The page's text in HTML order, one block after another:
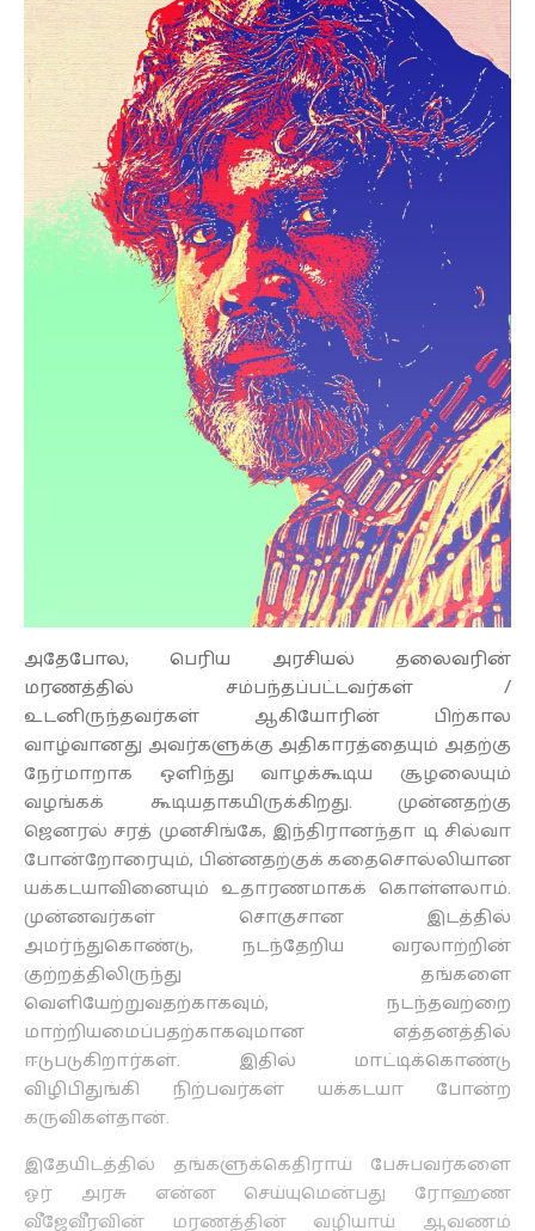
அதேபோல, பெரிய அரசியல் தலைவரின்
மரணத்தில் சம்பந்தப்பட்டவர்கள் /
உடனிருந்தவர்கள் ஆகியோரின் பிற்கால
வாழ்வானது அவர்களுக்கு அதிகாரத்தையும் அதற்கு
நேர்மாறாக ஒளிந்து வாழக்கூடிய சூழலையும்
வழங்கக் கூடியதாகயிருக்கிறது. முன்னதற்கு
ஜெனரல் சரத் முனசிங்கே, இந்திரானந்தா டி சில்வா
போன்றோரையும், பின்னதற்குக் கதைசொல்லியான
யக்கடயாவினையும் உதாரணமாகக் கொள்ளலாம்.
முன்னவர்கள் சொகுசான இடத்தில்
அமர்ந்துகொண்டு, நடந்தேறிய வரலாற்றின்
குற்றத்திலிருந்து தங்களை
வெளியேற்றுவதற்காகவும், நடந்தவற்றை
மாற்றியமைப்பதற்காகவுமான எத்தனத்தில்
ஈடுபடுகிறார்கள். இதில் மாட்டிக்கொண்டு
விழிபிதுங்கி நிற்பவர்கள் யக்கடயா போன்ற
கருவிகள்தான்.
இதேயிடத்தில் தங்களுக்கெதிராய் பேசுபவர்களை
ஓர் அரசு என்ன செய்யுமென்பது ரோஹண
வீஜேவீரவின் மரணத்தின் வழியாய் ஆவணம்